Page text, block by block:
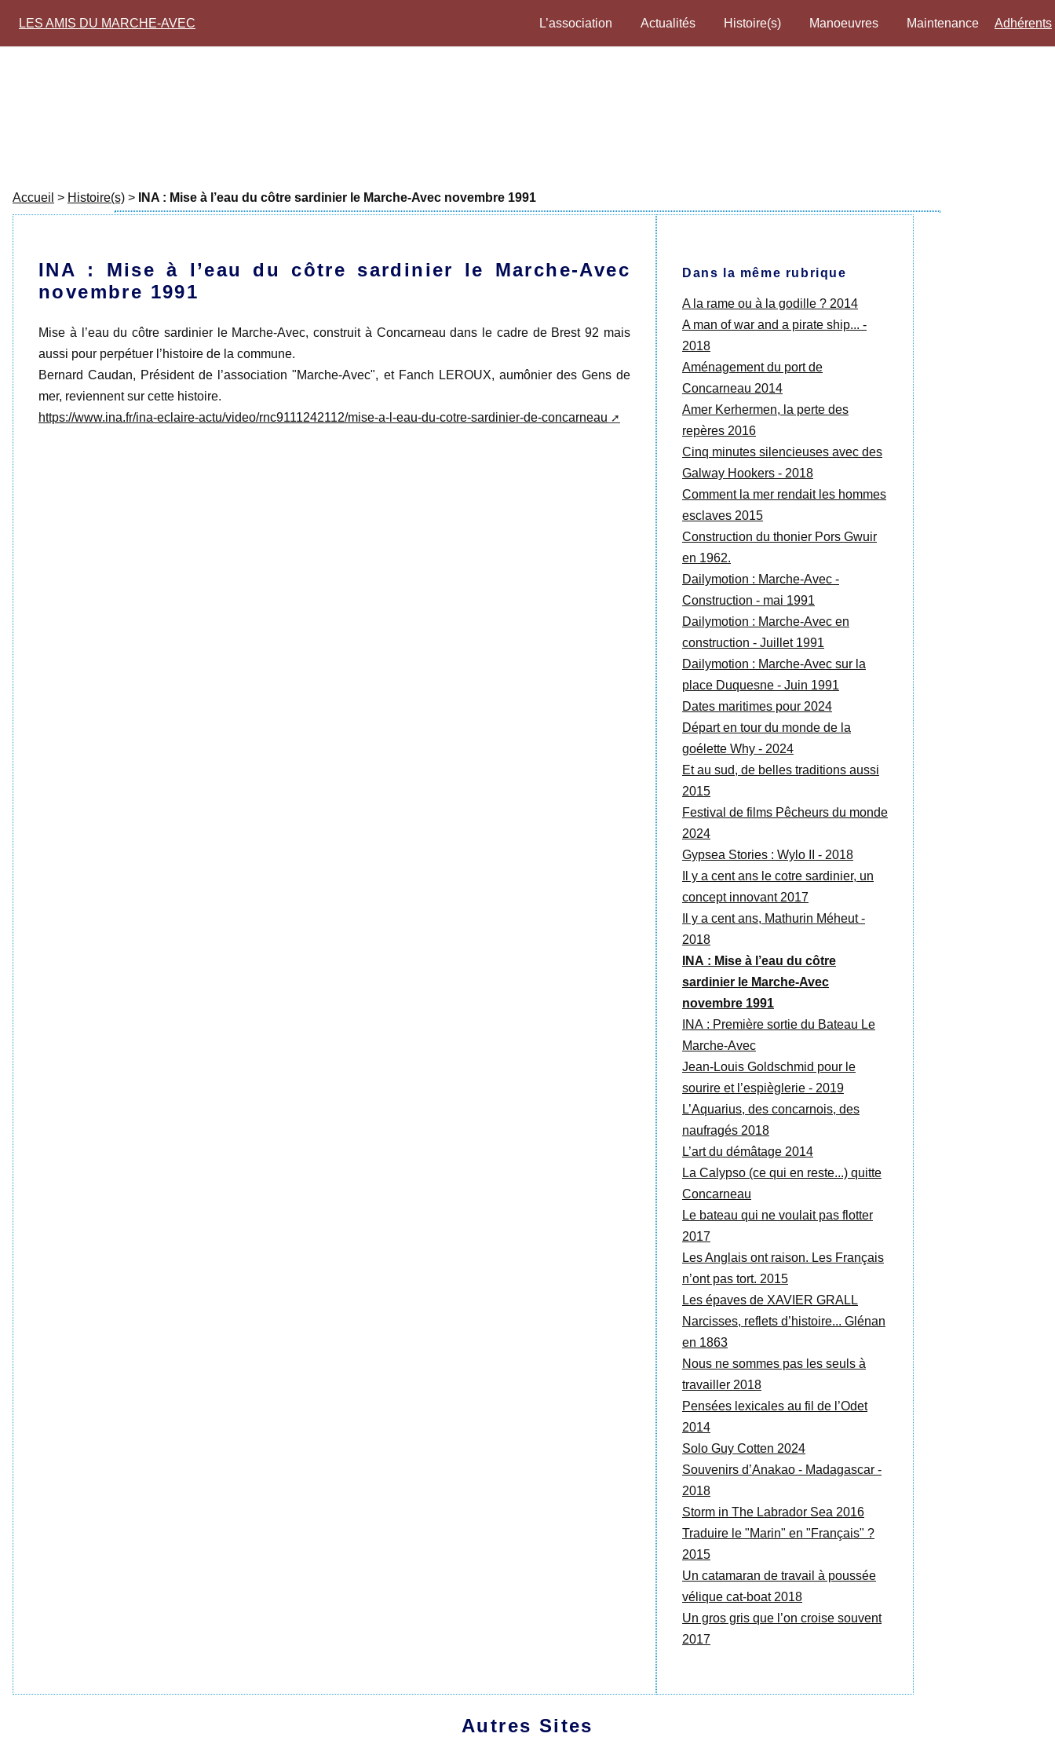
LES AMIS DU MARCHE-AVEC L’association Actualités Histoire(s) Manoeuvres Maintenance Adhérents
Accueil > Histoire(s) > INA : Mise à l’eau du côtre sardinier le Marche-Avec novembre 1991
INA : Mise à l’eau du côtre sardinier le Marche-Avec
novembre 1991
Mise à l’eau du côtre sardinier le Marche-Avec, construit à Concarneau dans le cadre de Brest 92 mais
aussi pour perpétuer l’histoire de la commune.
Bernard Caudan, Président de l’association "Marche-Avec", et Fanch LEROUX, aumônier des Gens de
mer, reviennent sur cette histoire.
https://www.ina.fr/ina-eclaire-actu/video/rnc9111242112/mise-a-l-eau-du-cotre-sardinier-de-concarneau
Dans la même rubrique
A la rame ou à la godille ? 2014
A man of war and a pirate ship... -
2018
Aménagement du port de
Concarneau 2014
Amer Kerhermen, la perte des
repères 2016
Cinq minutes silencieuses avec des
Galway Hookers - 2018
Comment la mer rendait les hommes
esclaves 2015
Construction du thonier Pors Gwuir
en 1962.
Dailymotion : Marche-Avec -
Construction - mai 1991
Dailymotion : Marche-Avec en
construction - Juillet 1991
Dailymotion : Marche-Avec sur la
place Duquesne - Juin 1991
Dates maritimes pour 2024
Départ en tour du monde de la
goélette Why - 2024
Et au sud, de belles traditions aussi
2015
Festival de films Pêcheurs du monde
2024
Gypsea Stories : Wylo II - 2018
Il y a cent ans le cotre sardinier, un
concept innovant 2017
Il y a cent ans, Mathurin Méheut -
2018
INA : Mise à l’eau du côtre
sardinier le Marche-Avec
novembre 1991
INA : Première sortie du Bateau Le
Marche-Avec
Jean-Louis Goldschmid pour le
sourire et l’espièglerie - 2019
L’Aquarius, des concarnois, des
naufragés 2018
L’art du démâtage 2014
La Calypso (ce qui en reste...) quitte
Concarneau
Le bateau qui ne voulait pas flotter
2017
Les Anglais ont raison. Les Français
n’ont pas tort. 2015
Les épaves de XAVIER GRALL
Narcisses, reflets d’histoire... Glénan
en 1863
Nous ne sommes pas les seuls à
travailler 2018
Pensées lexicales au fil de l’Odet
2014
Solo Guy Cotten 2024
Souvenirs d’Anakao - Madagascar -
2018
Storm in The Labrador Sea 2016
Traduire le "Marin" en "Français" ?
2015
Un catamaran de travail à poussée
vélique cat-boat 2018
Un gros gris que l’on croise souvent
2017
Autres Sites